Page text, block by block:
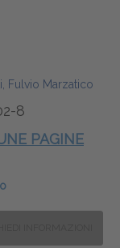
Fulvio Marzatico
8
PAGINE